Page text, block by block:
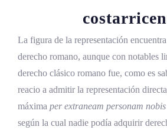
La figura de la representación
derecho romano, aunque con notables
derecho clásico romano fue, como es
reacio a admitir la representación
máxima per extraneam personam
según la cual nadie podía adquirir